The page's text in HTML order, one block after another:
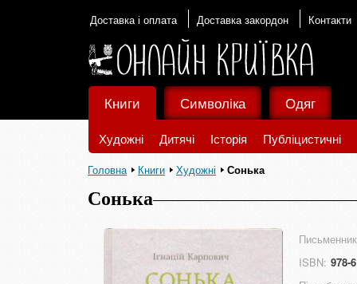
Доставка і оплата Доставка закордон Контакти
Книги
Художні Дитячі Історія Публіцистичні
Символіка Одяг
Головна Книги Художні Сонька
Сонька
ISBN: 978-